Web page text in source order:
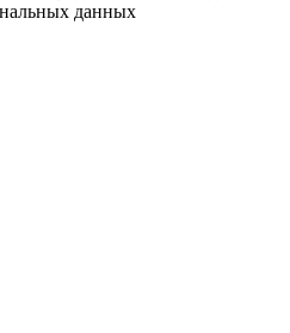
данных